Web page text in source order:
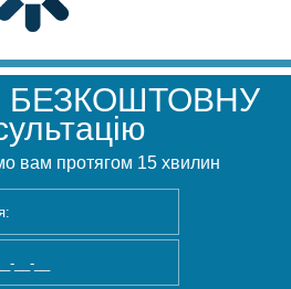
БЕЗКОШТОВНУ
вам протягом 15 хвилин